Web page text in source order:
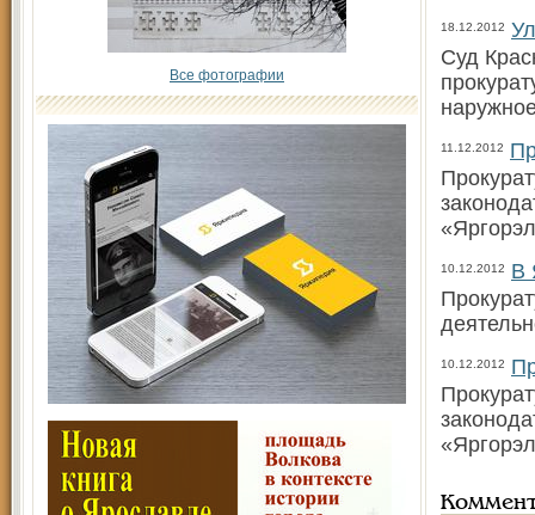
Все фотографии
18.12.2012
Суд
11.12.2012
10.12.2012
В
10.12.2012